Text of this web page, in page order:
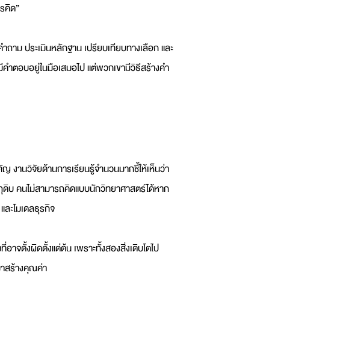
คิด”
าม ประเมินหลักฐาน เปรียบเทียบทางเลือก และ
ตอบอยู่ในมือเสมอไป แต่พวกเขามีวิธีสร้างคำ
งานวิจัยด้านการเรียนรู้จำนวนมากชี้ให้เห็นว่า
บ คนไม่สามารถคิดแบบนักวิทยาศาสตร์ได้หาก
ะโมเดลธุรกิจ
าจตั้งผิดตั้งแต่ต้น เพราะทั้งสองสิ่งเติบโตไป
สร้างคุณค่า